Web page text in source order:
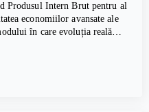
Produsul Intern Brut pentru al
economiilor avansate ale
în care evoluția reală…